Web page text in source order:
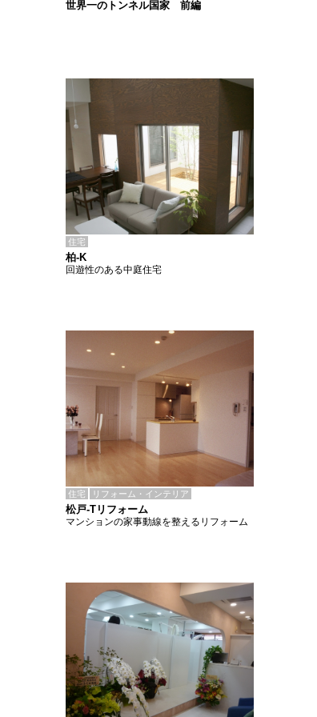
世界一のトンネル国家 前編
住宅
柏-K
回遊性のある中庭住宅
住宅 リフォーム・インテリア
松戸-Tリフォーム
マンションの家事動線を整えるリフォーム